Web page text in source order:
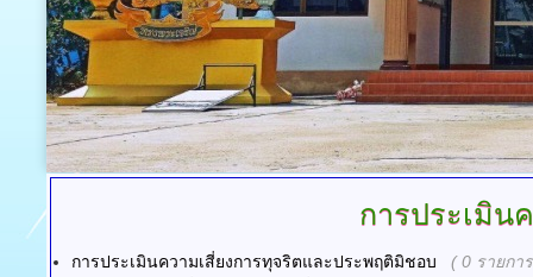
การประเมิน
การประเมินความเสี่ยงการทุจริตและประพฤติมิชอบ
( 0 รายกา